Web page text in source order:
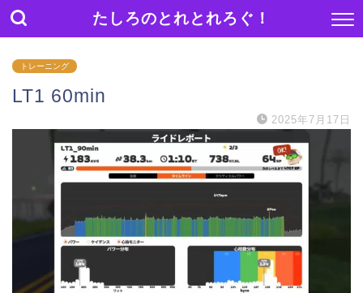
たしろのとれとれろぐ！
トレーニング
LT1 60min
2025年7月17日